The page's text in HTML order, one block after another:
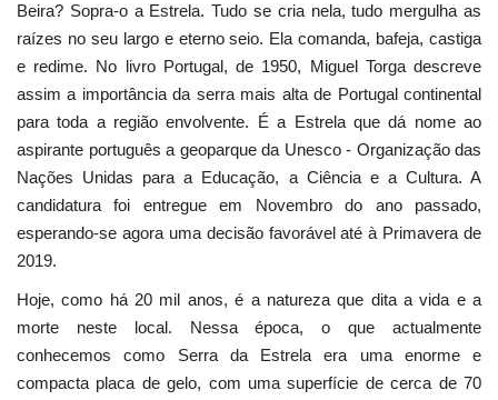
Beira? Sopra-o a Estrela. Tudo se cria nela, tudo mergulha as
raízes no seu largo e eterno seio. Ela comanda, bafeja, castiga
e redime. No livro Portugal, de 1950, Miguel Torga descreve
assim a importância da serra mais alta de Portugal continental
para toda a região envolvente. É a Estrela que dá nome ao
aspirante português a geoparque da Unesco - Organização das
Nações Unidas para a Educação, a Ciência e a Cultura. A
candidatura foi entregue em Novembro do ano passado,
esperando-se agora uma decisão favorável até à Primavera de
2019.
Hoje, como há 20 mil anos, é a natureza que dita a vida e a
morte neste local. Nessa época, o que actualmente
conhecemos como Serra da Estrela era uma enorme e
compacta placa de gelo, com uma superfície de cerca de 70